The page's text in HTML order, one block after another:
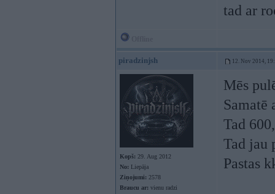
tad ar
piradzinjsh 12. Nov 2014,
Kopš: 29. Aug 2012
No: Liepāja
Ziņojumi: 2578
Braucu ar: vienu radzi
Mēs
Samatē
Tad
Tad jau
Pastas